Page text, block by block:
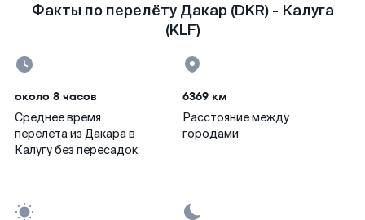
Факты по перелёту Дакар (DKR) - Калуга
(KLF)
около 8 часов
Среднее время
перелета из Дакара в
Калугу без пересадок
6369 км
Расстояние между
городами